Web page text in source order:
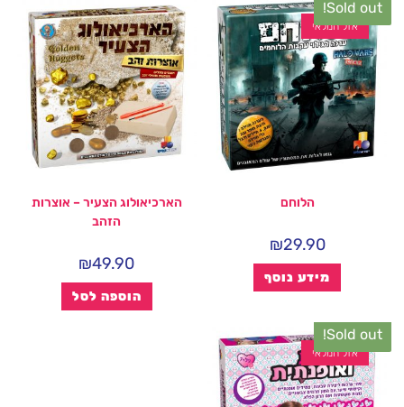
Sold out!
אזל המלאי
הלוחם
₪29.90
מידע נוסף
הארכיאולוג הצעיר – אוצרות
הזהב
₪49.90
הוספה לסל
Sold out!
אזל המלאי